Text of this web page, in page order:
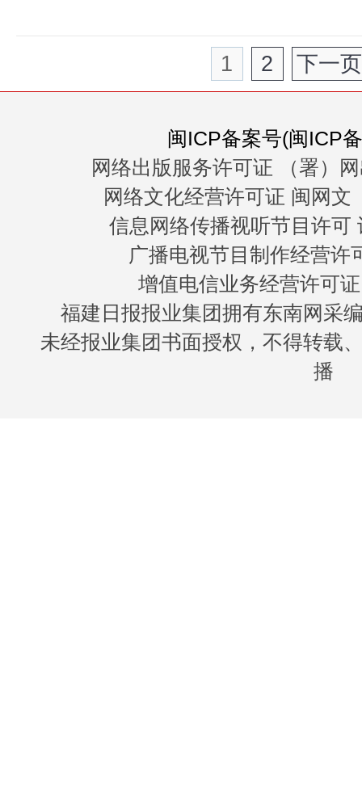
1 2 下一页
闽ICP备案号(闽ICP
网络出版服务许可证 （署）
网络文化经营许可证 闽网文
信息网络传播视听节目许可
广播电视节目制作经营许
增值电信业务经营许可
福建日报报业集团拥有东南网采
未经报业集团书面授权，不得转载
播